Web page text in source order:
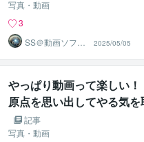
レーション動画を作成…「
や「YMM4設定」まで徹底
写真・動画
3
SS＠動画ソフト
ウェアエンジニ
ア
2025/05/05
やっぱり動画って楽しい！
原点を思い出してやる気を
【ゆっくりコラム】
記事
写真・動画